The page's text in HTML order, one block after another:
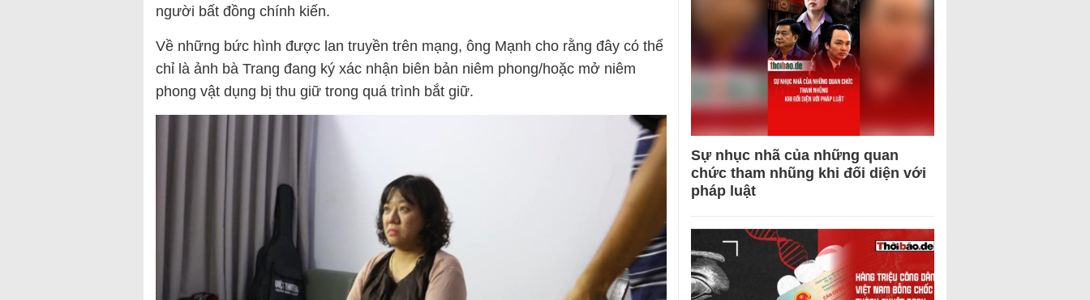
người bất đồng chính kiến.
Về những bức hình được lan truyền trên mạng, ông Mạnh cho rằng đây có thể
chỉ là ảnh bà Trang đang ký xác nhận biên bản niêm phong/hoặc mở niêm
phong vật dụng bị thu giữ trong quá trình bắt giữ.
Sự nhục nhã của những quan
chức tham nhũng khi đối diện với
pháp luật